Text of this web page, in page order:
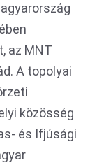
az MNT
A topolyai
közösség
és Ifjúsági